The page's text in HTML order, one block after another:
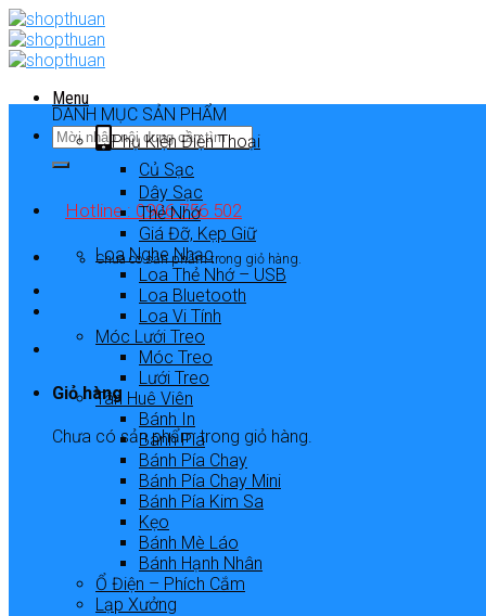
Skip
to
content
Menu
Hotline : 0906 756 502
Chưa có sản phẩm trong giỏ hàng.
Giỏ hàng
Chưa có sản phẩm trong giỏ hàng.
DANH MỤC SẢN PHẨM
Phụ Kiện Điện Thoại
Củ Sạc
Dây Sạc
Thẻ Nhớ
Giá Đỡ, Kẹp Giữ
Loa Nghe Nhạc
Loa Thẻ Nhớ – USB
Loa Bluetooth
Loa Vi Tính
Móc Lưới Treo
Móc Treo
Lưới Treo
Tân Huê Viên
Bánh In
Bánh Pía
Bánh Pía Chay
Bánh Pía Chay Mini
Bánh Pía Kim Sa
Kẹo
Bánh Mè Láo
Bánh Hạnh Nhân
Ổ Điện – Phích Cắm
Lạp Xưởng